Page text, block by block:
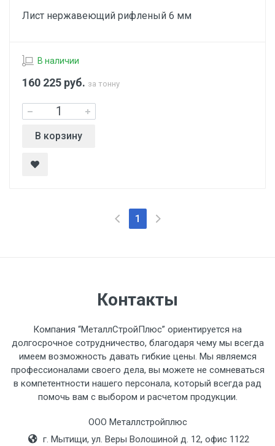
Лист нержавеющий рифленый 6 мм
В наличии
160 225 руб. за тонну
В корзину
1
Контакты
Компания “МеталлСтройПлюс” ориентируется на
долгосрочное сотрудничество, благодаря чему мы всегда
имеем возможность давать гибкие цены. Мы являемся
профессионалами своего дела, вы можете не сомневаться
в компетентности нашего персонала, который всегда рад
помочь вам с выбором и расчетом продукции.
ООО Металлстройплюс
г. Мытищи, ул. Веры Волошиной д. 12, офис 1122